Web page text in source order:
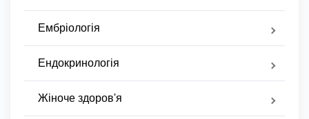
Ембріологія
Ендокринологія
Жіноче здоров'я